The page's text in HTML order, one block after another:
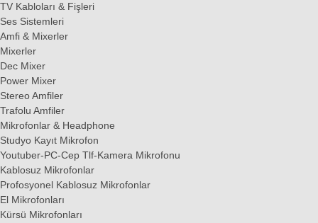
TV Kabloları & Fişleri
Ses Sistemleri
Amfi & Mixerler
Mixerler
Dec Mixer
Power Mixer
Stereo Amfiler
Trafolu Amfiler
Mikrofonlar & Headphone
Studyo Kayıt Mikrofon
Youtuber-PC-Cep Tlf-Kamera Mikrofonu
Kablosuz Mikrofonlar
Profosyonel Kablosuz Mikrofonlar
El Mikrofonları
Kürsü Mikrofonları